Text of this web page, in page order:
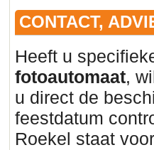
CONTACT,
Heeft u
fotoautomaat,
u direct de
feestdatum
Roekel staat